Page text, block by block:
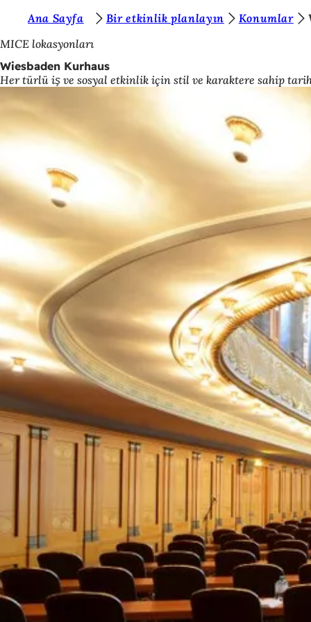
İçeriğe atla
u
r
a
a
ı
n
ı
z
:
Ana Sayfa Bir etkinlik planlayın Konumlar
MICE lokasyonları
Wiesbaden Kurhaus
Her türlü iş ve sosyal etkinlik için stil ve karaktere sahip